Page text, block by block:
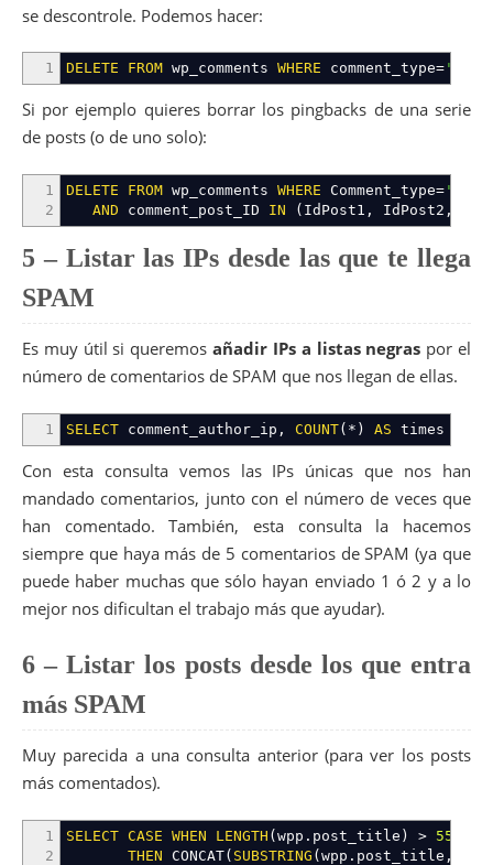
se descontrole. Podemos hacer:
1 DELETE FROM wp_comments WHERE comment_type=
Si por ejemplo quieres borrar los pingbacks de una serie
de posts (o de uno solo):
1
2
DELETE FROM wp_comments WHERE Comment_type=
AND comment_post_ID IN ( IdPost1 , IdPost2 ,
5 – Listar las IPs desde las que te llega
SPAM
Es muy útil si queremosañadir IPs a listas negras por el
número de comentarios de SPAM que nos llegan de ellas.
1 SELECT comment_author_ip , COUNT( * ) AS times
Con esta consulta vemos las IPs únicas que nos han
mandado comentarios, junto con el número de veces que
han comentado. También, esta consulta la hacemos
siempre que haya más de 5 comentarios de SPAM (ya que
puede haber muchas que sólo hayan enviado 1 ó 2 y a lo
mejor nos dificultan el trabajo más que ayudar).
6 – Listar los posts desde los que entra
más SPAM
Muy parecida a una consulta anterior (para ver los posts
más comentados).
1
2
SELECT CASE WHEN LENGTH (wpp . post_title ) > 55
THEN CONCAT( SUBSTRING (wpp . post_title ,